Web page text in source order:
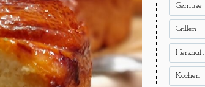
Gemüse
Grillen
Herzhaft
Kochen